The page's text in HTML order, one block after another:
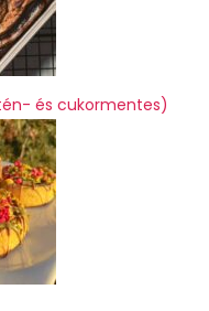
és cukormentes)